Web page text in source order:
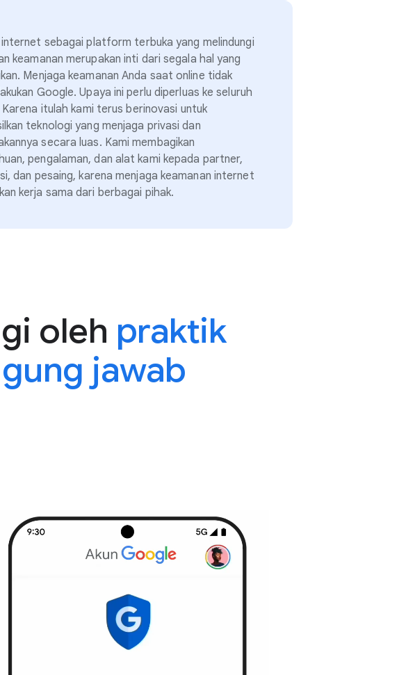
internet sebagai platform terbuka yang melindungi
keamanan merupakan inti dari segala hal yang
Menjaga keamanan Anda saat online tidak
Google. Upaya ini perlu diperluas ke seluruh
itulah kami terus berinovasi untuk
teknologi yang menjaga privasi dan
secara luas. Kami membagikan
pengalaman, dan alat kami kepada partner,
dan pesaing, karena menjaga keamanan internet
kerja sama dari berbagai pihak.
oleh praktik
jawab